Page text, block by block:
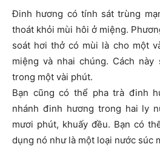
Đinh hương có tính sát trùng
thoát khỏi mùi hôi ở miệng.
soát hơi thở có mùi là cho một
miệng và nhai chúng. Cách
trong một vài phút.
Bạn cũng có thể pha trà đinh
nhánh đinh hương trong hai ly
mươi phút, khuấy đều. Bạn có
dụng nó như là một loại nước súc